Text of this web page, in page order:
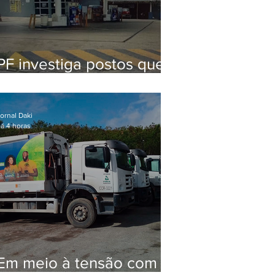
investiga postos que
de secretário
em 2020
meio à tensão com
Daki
4 horas